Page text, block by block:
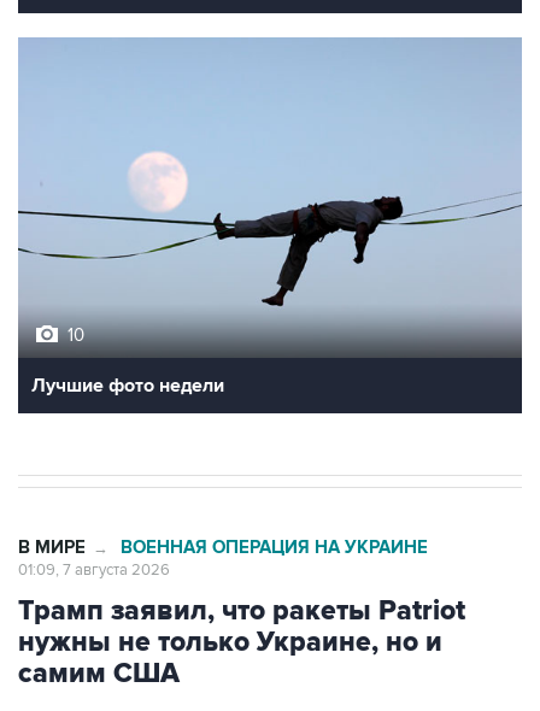
10
Лучшие фото недели
В МИРЕ → ВОЕННАЯ ОПЕРАЦИЯ НА УКРАИНЕ
01:09, 7 августа 2026
Трамп заявил, что ракеты Patriot
нужны не только Украине, но и
самим США